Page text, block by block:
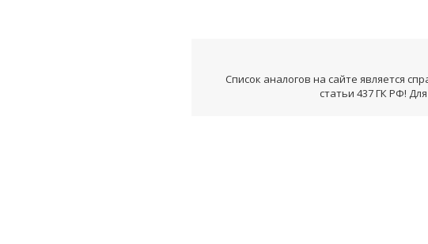
Список аналогов на сайте является
статьи 437 ГК РФ!